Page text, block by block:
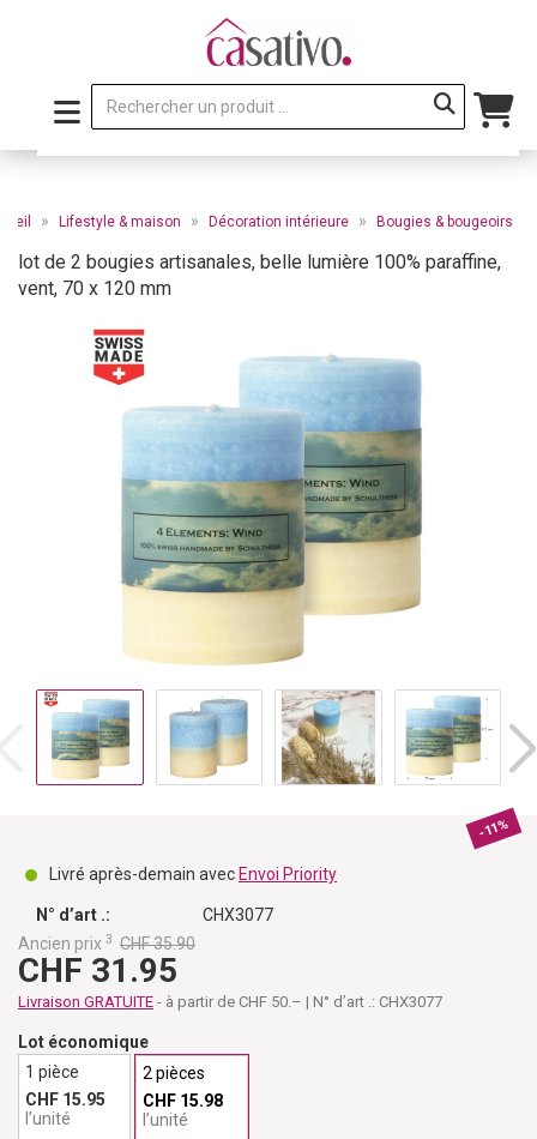
» Lifestyle & maison » Décoration intérieure » Bougies & bougeoirs
lot de 2 bougies artisanales, belle lumière 100% paraffine,
vent, 70 x 120 mm
-11%
Livré après-demain avec Envoi Priority
N° d’art .:
CHX3077
Ancien prix 3 CHF 35.90
CHF 31.95
Livraison GRATUITE - à partir de CHF 50.– | N° d’art .: CHX3077
Lot économique
1 pièce
CHF 15.95
l’unité
2 pièces
CHF 15.98
l’unité